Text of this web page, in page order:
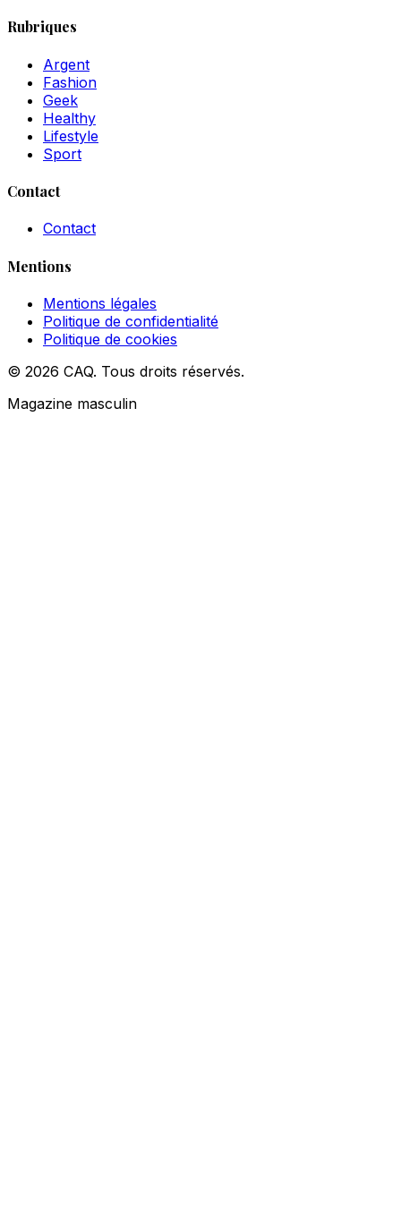
Rubriques
Argent
Fashion
Geek
Healthy
Lifestyle
Sport
Contact
Contact
Mentions
Mentions légales
Politique de confidentialité
Politique de cookies
© 2026 CAQ. Tous droits réservés.
Magazine masculin